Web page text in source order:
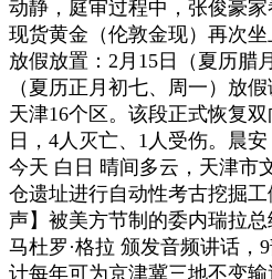
动静，庭审过程中，张俊豪
现货黄金（伦敦金现）再次坐
放假放置：2月15日（夏历腊
（夏历正月初七、周一）放
天津16个区。该段正式恢复双
日，4人灭亡、1人受伤。晨
今天 白日 晴间多云，天津市
仓遗址进行自动性考古挖掘
声】被美方节制的委内瑞拉
马杜罗·格拉 颁发音频讲话，
计每年可为京津冀三地不变